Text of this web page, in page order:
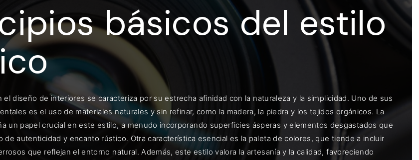
básicos del estilo
el diseño de interiores se caracteriza por su estrecha afinidad con la naturaleza y la simplicidad. Uno de sus
es el uso de materiales naturales y sin refinar, como la madera, la piedra y los tejidos orgánicos. La
un papel crucial en este estilo, a menudo incorporando superficies ásperas y elementos desgastados que
de autenticidad y encanto rústico. Otra característica esencial es la paleta de colores, que tiende a incluir
que reflejan el entorno natural. Además, este estilo valora la artesanía y la calidad, favoreciendo
electrónico
ENTRAR